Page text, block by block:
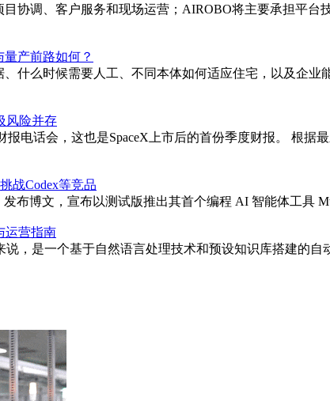
协调、客户服务和现场运营；AIROBO将主要承担平
产前路如何？
什么时候需要人工、不同本体如何适应住宅，以及企
风险并存
报电话会，这也是SpaceX上市后的首份季度财报。 根
战Codex等竞品
布博文，宣布以测试版推出其首个编程 AI 智能体工具
运营指南
，是一个基于自然语言处理技术和预设知识库搭建的